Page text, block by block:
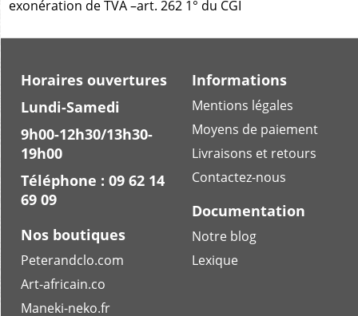
exonération de TVA –art. 262 1° du CGI
Informations
Mentions légales
Moyens de paiement
Livraisons et retours
Contactez-nous
Horaires ouvertures
Lundi-Samedi
9h00-12h30/13h30-
19h00
Téléphone : 09 62 14
69 09
Documentation
Notre blog
Lexique
Nos boutiques
Peterandclo.com
Art-africain.co
Maneki-neko.fr